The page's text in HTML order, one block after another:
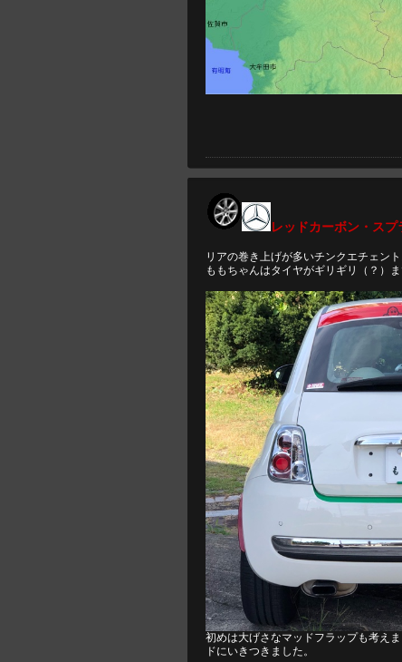
レッドカーボン・スプ
リアの巻き上げが多いチンクエチェント
ももちゃんはタイヤがギリギリ（？）
初めは大げさなマッドフラップも考え
ドにいきつきました。